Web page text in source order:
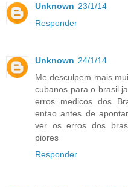
Unknown 23/1/14
Responder
Unknown 24/1/14
Me desculpem mais
cubanos para o brasil
erros medicos dos
entao antes de
ver os erros dos
piores
Responder